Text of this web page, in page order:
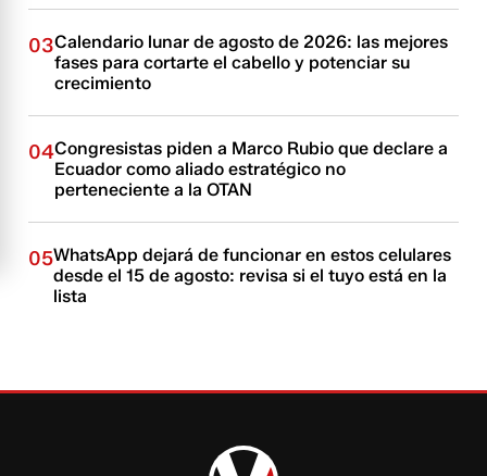
03Calendario lunar de agosto de 2026: las mejores
fases para cortarte el cabello y potenciar su
crecimiento
04Congresistas piden a Marco Rubio que declare a
Ecuador como aliado estratégico no
perteneciente a la OTAN
05WhatsApp dejará de funcionar en estos celulares
desde el 15 de agosto: revisa si el tuyo está en la
lista